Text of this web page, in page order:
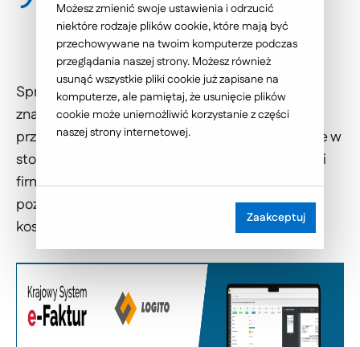
akceptuj je z dowolnego miejsca.
Również mobilnie."
Sprawne zarządzanie fakturami kosztowymi ma
znaczenie nie tylko w kontekście prawidłowego
przebiegu współpracy z kontrahentami, ale także w
stosunku do efektywnego zarządzanie finansami
firmy. Rozwiązania proponowane przez Ideo
pozwalają na ewidencję oraz obieg faktur
kosztowych wpływających do organizacji.
Możesz zmienić swoje ustawienia i odrzucić
niektóre rodzaje plików cookie, które mają być
przechowywane na twoim komputerze podczas
przeglądania naszej strony. Możesz również
usunąć wszystkie pliki cookie już zapisane na
komputerze, ale pamiętaj, że usunięcie plików
cookie może uniemożliwić korzystanie z części
naszej strony internetowej.
Zaakceptuj